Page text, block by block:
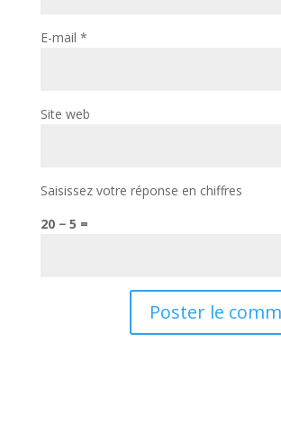
E-mail *
Site web
Saisissez votre réponse en chiffres
20 − 5 =